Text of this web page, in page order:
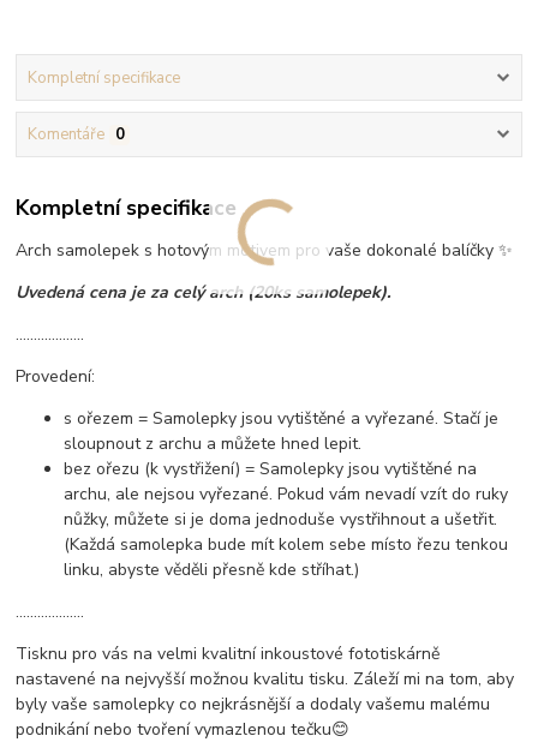
Kompletní specifikace
Komentáře 0
Kompletní specifikace
Arch samolepek s hotovým motivem pro vaše dokonalé balíčky ✨
Uvedená cena je za celý arch (20ks samolepek).
...................
Provedení:
s ořezem = Samolepky jsou vytištěné a vyřezané. Stačí je
sloupnout z archu a můžete hned lepit.
bez ořezu (k vystřižení) = Samolepky jsou vytištěné na
archu, ale nejsou vyřezané. Pokud vám nevadí vzít do ruky
nůžky, můžete si je doma jednoduše vystřihnout a ušetřit.
(Každá samolepka bude mít kolem sebe místo řezu tenkou
linku, abyste věděli přesně kde stříhat.)
...................
Tisknu pro vás na velmi kvalitní inkoustové fototiskárně
nastavené na nejvyšší možnou kvalitu tisku. Záleží mi na tom, aby
byly vaše samolepky co nejkrásnější a dodaly vašemu malému
podnikání nebo tvoření vymazlenou tečku😊